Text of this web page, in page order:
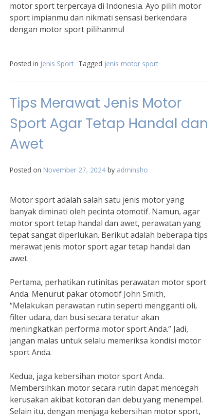
motor sport terpercaya di Indonesia. Ayo pilih motor
sport impianmu dan nikmati sensasi berkendara
dengan motor sport pilihanmu!
Posted in Jenis Sport Tagged jenis motor sport
Tips Merawat Jenis Motor
Sport Agar Tetap Handal dan
Awet
Posted on November 27, 2024 by adminsho
Motor sport adalah salah satu jenis motor yang
banyak diminati oleh pecinta otomotif. Namun, agar
motor sport tetap handal dan awet, perawatan yang
tepat sangat diperlukan. Berikut adalah beberapa tips
merawat jenis motor sport agar tetap handal dan
awet.
Pertama, perhatikan rutinitas perawatan motor sport
Anda. Menurut pakar otomotif John Smith,
“Melakukan perawatan rutin seperti mengganti oli,
filter udara, dan busi secara teratur akan
meningkatkan performa motor sport Anda.” Jadi,
jangan malas untuk selalu memeriksa kondisi motor
sport Anda.
Kedua, jaga kebersihan motor sport Anda.
Membersihkan motor secara rutin dapat mencegah
kerusakan akibat kotoran dan debu yang menempel.
Selain itu, dengan menjaga kebersihan motor sport,